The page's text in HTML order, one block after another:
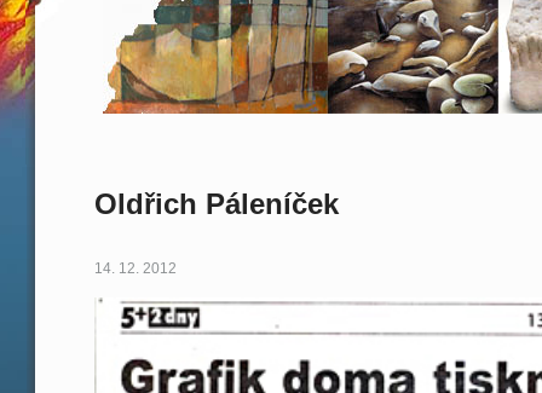
Oldřich Páleníček
14. 12. 2012